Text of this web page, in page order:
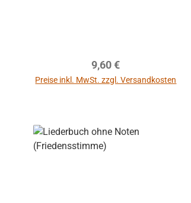
Luft-Klappe Hohner
Atlantic, Pirola, Lucia
Regulärer Preis:
9,60 €
Preise inkl. MwSt. zzgl. Versandkosten